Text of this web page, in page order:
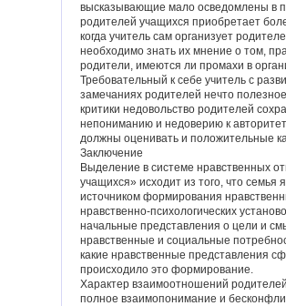
высказывающие мало осведомлены в
родителей учащихся приобретает
когда учитель сам организует
необходимо знать их мнение о том,
родители, имеются ли промахи в
Требовательный к себе учитель с
замечаниях родителей нечто
критики недовольство родителей
непониманию и недоверию к
должны оценивать и положительные
Заключение
Выделение в системе нравственных
учащихся» исходит из того, что
источником формирования
нравственно-психологических
начальные представления о цели и
нравственные и социальные
какие нравственные представления
происходило это формирование.
Характер взаимоотношений
полное взаимопонимание и